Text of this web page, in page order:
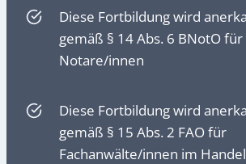
Diese Fortbildung wird
gemäß § 14 Abs. 6 BNotO für
Notare/innen
Diese Fortbildung wird
gemäß § 15 Abs. 2 FAO für
Fachanwälte/innen im